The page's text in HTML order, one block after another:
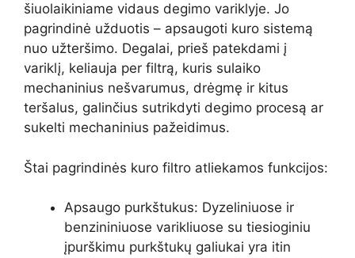
šiuolaikiniame vidaus degimo variklyje. Jo
pagrindinė užduotis – apsaugoti kuro sistemą
nuo užteršimo. Degalai, prieš patekdami į
variklį, keliauja per filtrą, kuris sulaiko
mechaninius nešvarumus, drėgmę ir kitus
teršalus, galinčius sutrikdyti degimo procesą ar
sukelti mechaninius pažeidimus.
Štai pagrindinės kuro filtro atliekamos funkcijos:
Apsaugo purkštukus: Dyzeliniuose ir
benzininiuose varikliuose su tiesioginiu
įpurškimu purkštukų galiukai yra itin